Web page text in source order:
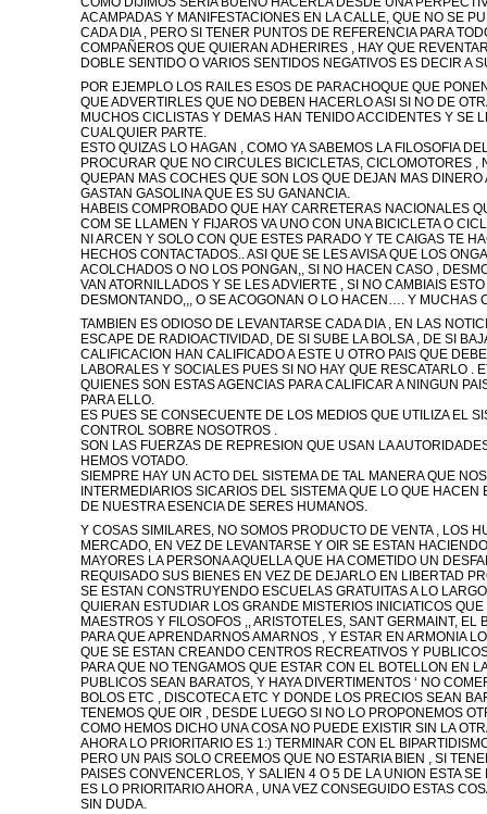
ACAMPADAS Y MANIFESTACIONES EN LA CALLE, QUE NO SE
CADA DIA , PERO SI TENER PUNTOS DE REFERENCIA PARA
COMPAÑEROS QUE QUIERAN ADHERIRES , HAY QUE
DOBLE SENTIDO O VARIOS SENTIDOS NEGATIVOS ES DECIR A
POR EJEMPLO LOS RAILES ESOS DE PARACHOQUE QUE
QUE ADVERTIRLES QUE NO DEBEN HACERLO ASI SI NO DE
MUCHOS CICLISTAS Y DEMAS HAN TENIDO ACCIDENTES Y SE
CUALQUIER PARTE.
ESTO QUIZAS LO HAGAN , COMO YA SABEMOS LA FILOSOFIA
PROCURAR QUE NO CIRCULES BICICLETAS, CICLOMOTORES ,
QUEPAN MAS COCHES QUE SON LOS QUE DEJAN MAS
GASTAN GASOLINA QUE ES SU GANANCIA.
HABEIS COMPROBADO QUE HAY CARRETERAS NACIONALES
COM SE LLAMEN Y FIJAROS VA UNO CON UNA BICICLETA O
NI ARCEN Y SOLO CON QUE ESTES PARADO Y TE CAIGAS TE
HECHOS CONTACTADOS.. ASI QUE SE LES AVISA QUE LOS
ACOLCHADOS O NO LOS PONGAN,, SI NO HACEN CASO ,
VAN ATORNILLADOS Y SE LES ADVIERTE , SI NO CAMBIAIS
DESMONTANDO,,, O SE ACOGONAN O LO HACEN…. Y MUCHAS
TAMBIEN ES ODIOSO DE LEVANTARSE CADA DIA , EN LAS
ESCAPE DE RADIOACTIVIDAD, DE SI SUBE LA BOLSA , DE SI
CALIFICACION HAN CALIFICADO A ESTE U OTRO PAIS QUE
LABORALES Y SOCIALES PUES SI NO HAY QUE RESCATARLO .
QUIENES SON ESTAS AGENCIAS PARA CALIFICAR A NINGUN
PARA ELLO.
ES PUES SE CONSECUENTE DE LOS MEDIOS QUE UTILIZA EL
CONTROL SOBRE NOSOTROS .
SON LAS FUERZAS DE REPRESION QUE USAN LA
HEMOS VOTADO.
SIEMPRE HAY UN ACTO DEL SISTEMA DE TAL MANERA QUE
INTERMEDIARIOS SICARIOS DEL SISTEMA QUE LO QUE
DE NUESTRA ESENCIA DE SERES HUMANOS.
Y COSAS SIMILARES, NO SOMOS PRODUCTO DE VENTA , LOS
MERCADO, EN VEZ DE LEVANTARSE Y OIR SE ESTAN
MAYORES LA PERSONA AQUELLA QUE HA COMETIDO UN
REQUISADO SUS BIENES EN VEZ DE DEJARLO EN LIBERTAD
SE ESTAN CONSTRUYENDO ESCUELAS GRATUITAS A LO
QUIERAN ESTUDIAR LOS GRANDE MISTERIOS INICIATICOS
MAESTROS Y FILOSOFOS ,, ARISTOTELES, SANT GERMAINT, EL
PARA QUE APRENDARNOS AMARNOS , Y ESTAR EN ARMONIA
QUE SE ESTAN CREANDO CENTROS RECREATIVOS Y
PARA QUE NO TENGAMOS QUE ESTAR CON EL BOTELLON EN
PUBLICOS SEAN BARATOS, Y HAYA DIVERTIMENTOS ‘ NO
BOLOS ETC , DISCOTECA ETC Y DONDE LOS PRECIOS SEAN
TENEMOS QUE OIR , DESDE LUEGO SI NO LO PROPONEMOS
COMO HEMOS DICHO UNA COSA NO PUEDE EXISTIR SIN LA
AHORA LO PRIORITARIO ES 1:) TERMINAR CON EL
PERO UN PAIS SOLO CREEMOS QUE NO ESTARIA BIEN , SI
PAISES CONVENCERLOS, Y SALIEN 4 O 5 DE LA UNION ESTA
ES LO PRIORITARIO AHORA , UNA VEZ CONSEGUIDO ESTAS
SIN DUDA.